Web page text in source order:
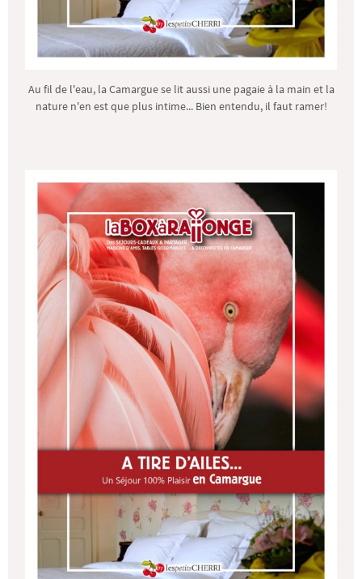
Au fil de l'eau, la Camargue se lit aussi une pagaie à la main et la
nature n'en est que plus intime... Bien entendu, il faut ramer!